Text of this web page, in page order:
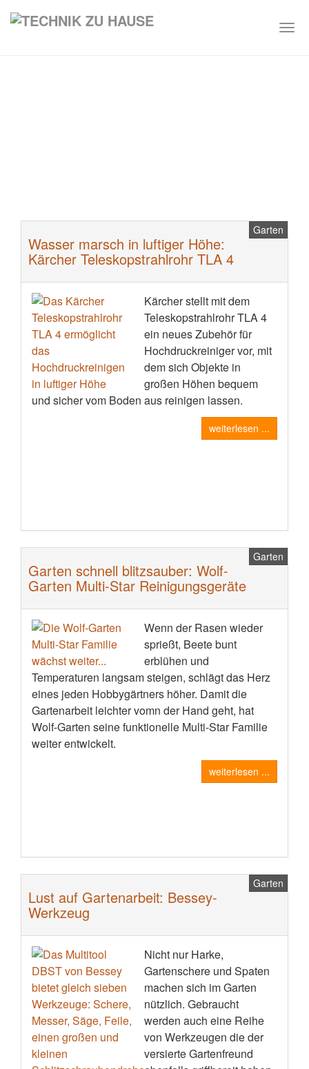
Garten
Wasser marsch in luftiger Höhe:
Kärcher Teleskopstrahlrohr TLA 4
Kärcher stellt mit dem
Teleskopstrahlrohr TLA 4
ein neues Zubehör für
Hochdruckreiniger vor, mit
dem sich Objekte in
großen Höhen bequem
und sicher vom Boden aus reinigen lassen.
weiterlesen ...
Garten
Garten schnell blitzsauber: Wolf-
Garten Multi-Star Reinigungsgeräte
Wenn der Rasen wieder
sprießt, Beete bunt
erblühen und
Temperaturen langsam steigen, schlägt das Herz
eines jeden Hobbygärtners höher. Damit die
Gartenarbeit leichter vomn der Hand geht, hat
Wolf-Garten seine funktionelle Multi-Star Familie
weiter entwickelt.
weiterlesen ...
Garten
Lust auf Gartenarbeit: Bessey-
Werkzeug
Nicht nur Harke,
Gartenschere und Spaten
machen sich im Garten
nützlich. Gebraucht
werden auch eine Reihe
von Werkzeugen die der
versierte Gartenfreund